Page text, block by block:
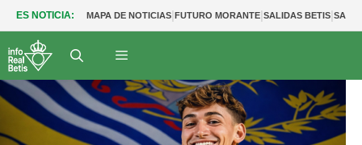
ES NOTICIA: MAPA DE NOTICIAS|FUTURO MORANTE|SALIDAS BETIS|